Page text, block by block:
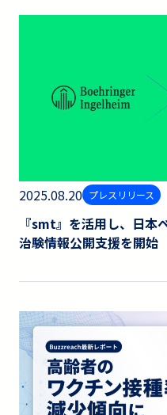
2025.08.20 プレスリリース
『smt』を活用し、日本
治験情報公開支援を開始